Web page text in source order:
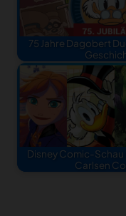
75 Jahre Dagobert
Disney Comic-Schau
Carlsen